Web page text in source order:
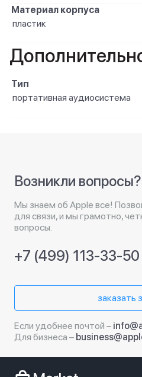
Материал корпуса
пластик
Тип
портативная аудиосистема
Возникли вопросы?
Мы знаем об Apple все!
для связи, и мы грамотно,
вопросы.
+7 (499) 113-33-50
заказать
Если удобнее почтой –
Для бизнеса –